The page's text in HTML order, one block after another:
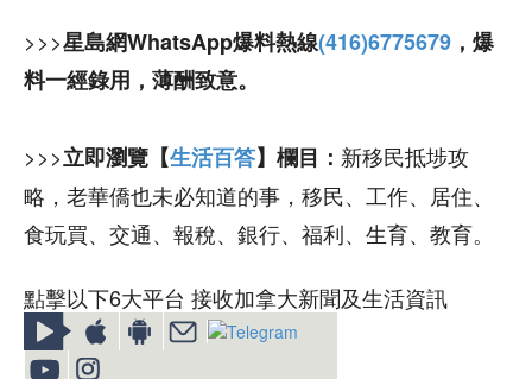
>>>星島網WhatsApp爆料熱線(416)6775679 ，爆
料一經錄用，薄酬致意。
>>>立即瀏覽【生活百答】欄目： 新移民抵埗攻
略，老華僑也未必知道的事，移民、工作、居住、
食玩買、交通、報稅、銀行、福利、生育、教育。
點擊以下6大平台 接收加拿大新聞及生活資訊